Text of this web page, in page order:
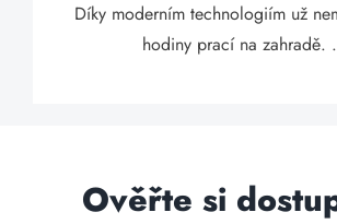
Díky moderním technologiím už
hodiny prací na zahradě.
Ověřte si